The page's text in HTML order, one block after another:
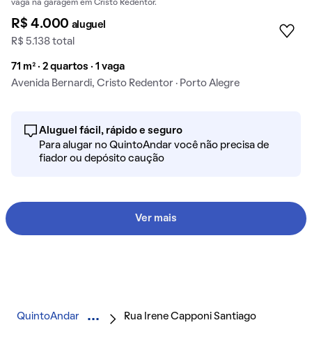
vaga na garagem em Cristo Redentor.
R$ 4.000 aluguel
R$ 5.138 total
71 m² · 2 quartos · 1 vaga
Avenida Bernardi, Cristo Redentor · Porto Alegre
Aluguel fácil, rápido e seguro
Para alugar no QuintoAndar você não precisa de
fiador ou depósito caução
Ver mais
QuintoAndar Rua Irene Capponi Santiago